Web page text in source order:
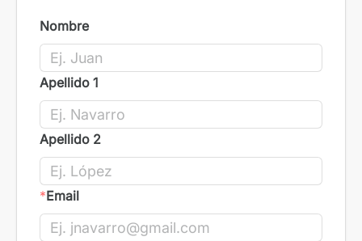
Nombre
Apellido 1
Apellido 2
*Email